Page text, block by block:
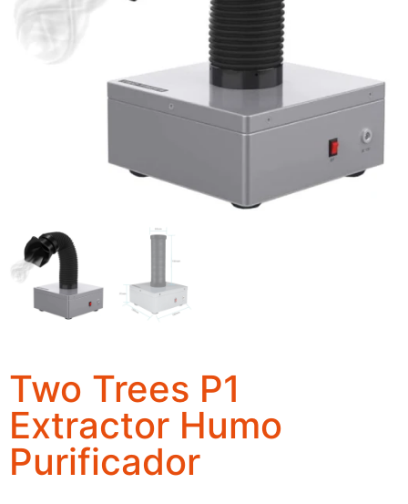
Two Trees P1
Extractor Humo
Purificador